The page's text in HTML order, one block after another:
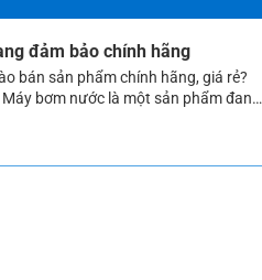
đảm bảo chính hãng
bán sản phẩm chính hãng, giá rẻ?
bơm nước là một sản phẩm đang
Giang, nhằm đáp ứng được
[…]